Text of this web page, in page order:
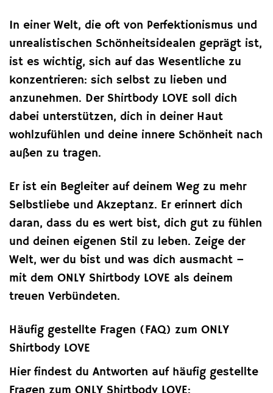
In einer Welt, die oft von Perfektionismus und
unrealistischen Schönheitsidealen geprägt ist,
ist es wichtig, sich auf das Wesentliche zu
konzentrieren: sich selbst zu lieben und
anzunehmen. Der Shirtbody LOVE soll dich
dabei unterstützen, dich in deiner Haut
wohlzufühlen und deine innere Schönheit nach
außen zu tragen.
Er ist ein Begleiter auf deinem Weg zu mehr
Selbstliebe und Akzeptanz. Er erinnert dich
daran, dass du es wert bist, dich gut zu fühlen
und deinen eigenen Stil zu leben. Zeige der
Welt, wer du bist und was dich ausmacht –
mit dem ONLY Shirtbody LOVE als deinem
treuen Verbündeten.
Häufig gestellte Fragen (FAQ) zum ONLY
Shirtbody LOVE
Hier findest du Antworten auf häufig gestellte